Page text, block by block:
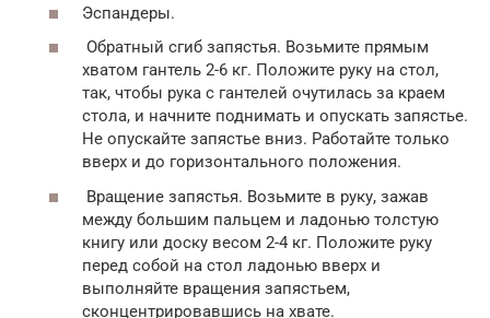
Эспандеры.
Обратный сгиб запястья. Возьмите прямым
хватом гантель 2-6 кг. Положите руку на стол,
так, чтобы рука с гантелей очутилась за краем
стола, и начните поднимать и опускать запястье.
Не опускайте запястье вниз. Работайте только
вверх и до горизонтального положения.
Вращение запястья. Возьмите в руку, зажав
между большим пальцем и ладонью толстую
книгу или доску весом 2-4 кг. Положите руку
перед собой на стол ладонью вверх и
выполняйте вращения запястьем,
сконцентрировавшись на хвате.